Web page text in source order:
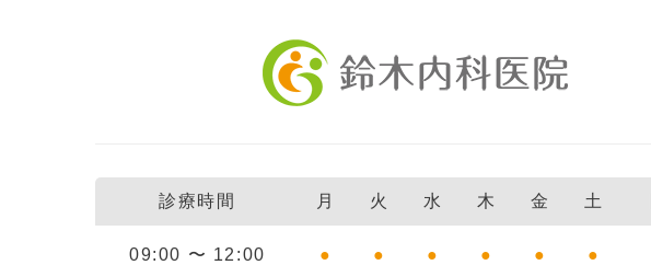
診療時間 月 火 水 木 金 土
09:00 〜 12:00 ● ● ● ● ● ●